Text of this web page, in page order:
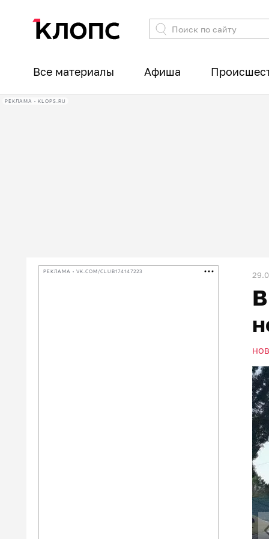
Все материалы Афиша
РЕКЛАМА • KLOPS.RU
РЕКЛАМА • VK.COM/CLUB174147223